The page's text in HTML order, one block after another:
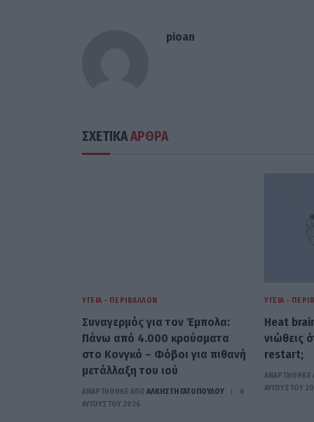
pioan
ΣΧΕΤΙΚΑΑΡΘΡΑ
ΥΓΕΊΑ - ΠΕΡΙΒΆΛΛΟΝ
Συναγερμός για τον Έμπολα:
Πάνω από 4.000 κρούσματα
στο Κονγκό – Φόβοι για πιθανή
μετάλλαξη του ιού
ΑΝΑΡΤΗΘΗΚΕ ΑΠΟ ΆΛΚΗΣΤΗ ΓΑΤΟΠΟΎΛΟΥ
6
ΑΥΓΟΎΣΤΟΥ 2026
ΥΓΕΊΑ -
Heat
νιώθεις
restart;
ΑΝΑΡΤΗΘΗΚΕ
ΑΥΓΟΎΣΤΟΥ